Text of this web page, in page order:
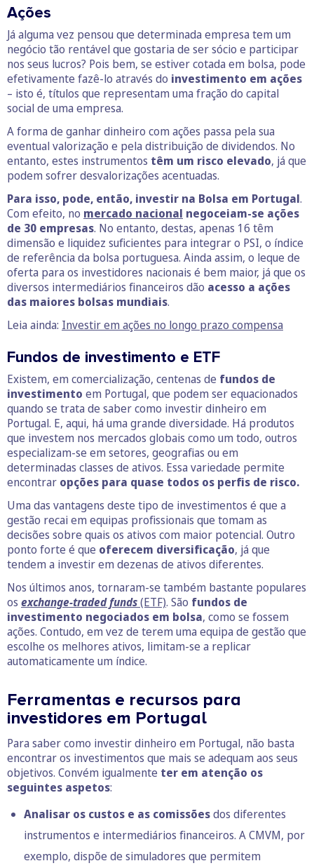
Ações
Já alguma vez pensou que determinada empresa tem um
negócio tão rentável que gostaria de ser sócio e participar
nos seus lucros? Pois bem, se estiver cotada em bolsa, pode
efetivamente fazê-lo através do investimento em ações
– isto é, títulos que representam uma fração do capital
social de uma empresa.
A forma de ganhar dinheiro com ações passa pela sua
eventual valorização e pela distribuição de dividendos. No
entanto, estes instrumentos têm um risco elevado, já que
podem sofrer desvalorizações acentuadas.
Para isso, pode, então, investir na Bolsa em Portugal.
Com efeito, no mercado nacional negoceiam-se ações
de 30 empresas. No entanto, destas, apenas 16 têm
dimensão e liquidez suficientes para integrar o PSI, o índice
de referência da bolsa portuguesa. Ainda assim, o leque de
oferta para os investidores nacionais é bem maior, já que os
diversos intermediários financeiros dão acesso a ações
das maiores bolsas mundiais.
Leia ainda: Investir em ações no longo prazo compensa
Fundos de investimento e ETF
Existem, em comercialização, centenas de fundos de
investimento em Portugal, que podem ser equacionados
quando se trata de saber como investir dinheiro em
Portugal. E, aqui, há uma grande diversidade. Há produtos
que investem nos mercados globais como um todo, outros
especializam-se em setores, geografias ou em
determinadas classes de ativos. Essa variedade permite
encontrar opções para quase todos os perfis de risco.
Uma das vantagens deste tipo de investimentos é que a
gestão recai em equipas profissionais que tomam as
decisões sobre quais os ativos com maior potencial. Outro
ponto forte é que oferecem diversificação, já que
tendem a investir em dezenas de ativos diferentes.
Nos últimos anos, tornaram-se também bastante populares
os exchange-traded funds(ETF). São fundos de
investimento negociados em bolsa, como se fossem
ações. Contudo, em vez de terem uma equipa de gestão que
escolhe os melhores ativos, limitam-se a replicar
automaticamente um índice.
Ferramentas e recursos para
investidores em Portugal
Para saber como investir dinheiro em Portugal, não basta
encontrar os investimentos que mais se adequam aos seus
objetivos. Convém igualmente ter em atenção os
seguintes aspetos:
Analisar os custos e as comissõesdos diferentes
instrumentos e intermediários financeiros. A CMVM, por
exemplo, dispõe de simuladores que permitem